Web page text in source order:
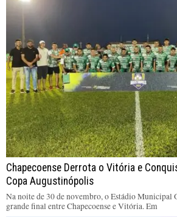
Chapecoense Derrota o Vitória e
Copa Augustinópolis
Na noite de 30 de novembro, o Estádio Municipal
grande final entre Chapecoense e Vitória. Em